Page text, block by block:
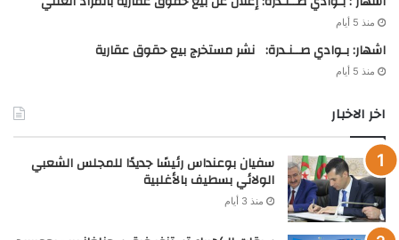
منذ 5 أيام
اشهار: بـوادي صــنـدرة: نشر مستخرج بيع حقوق عقارية
منذ 5 أيام
اخر الاخبار
سفيان بوعنداس رئيسًا جديدًا للمجلس الشعبي
الولائي بسطيف بالأغلبية
منذ 3 أيام